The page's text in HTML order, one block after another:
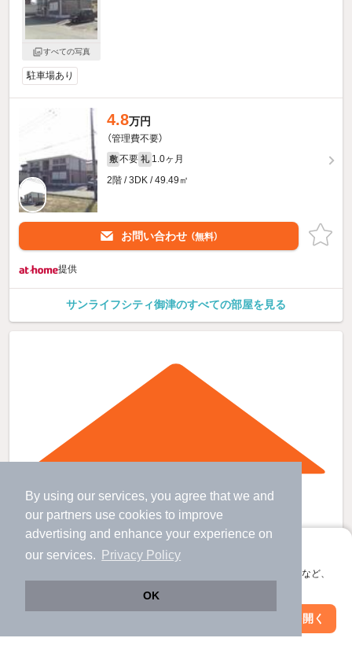
By using our services, you agree that we and
our partners use cookies to improve
advertising and enhance your experience on
our services.
Privacy Policy
OK
アプリに切り替えて、サクサクお部屋探し
会員登録なしですぐ使える。マップ検索やお気に入り保存など、
アプリを開く
すべての写真
駐車場あり
4.8万円
（管理費不要）
敷 不要 礼 1.0ヶ月
2階 / 3DK / 49.49㎡
お問い合わせ （無料）
提供
サンライフシティ御津のすべての部屋を見る
絞り込み条件を変更